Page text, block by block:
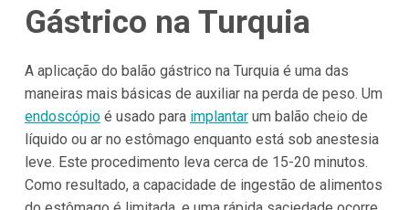
Gástrico na Turquia
A aplicação do balão gástrico na Turquia é uma das
maneiras mais básicas de auxiliar na perda de peso. Um
endoscópioé usado para implantarum balão cheio de
líquido ou ar no estômago enquanto está sob anestesia
leve. Este procedimento leva cerca de 15-20 minutos.
Como resultado, a capacidade de ingestão de alimentos